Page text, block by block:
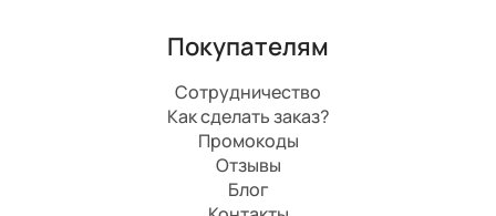
Покупателям
Сотрудничество
Как сделать заказ?
Промокоды
Отзывы
Блог